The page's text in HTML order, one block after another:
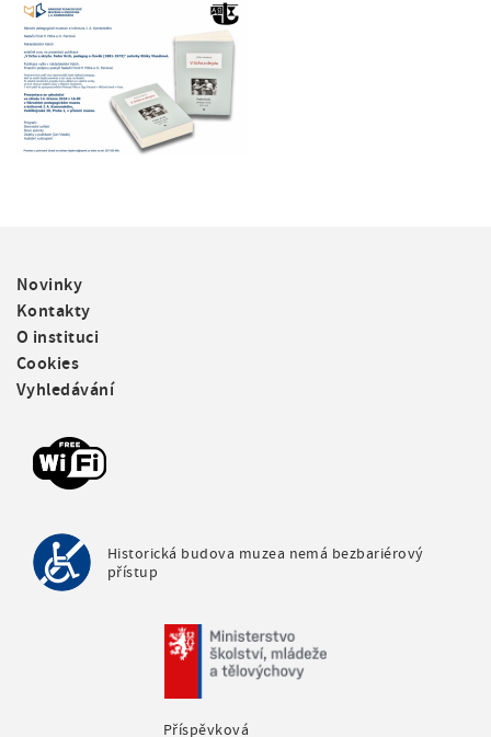
F
o
o
t
e
r
Novinky
Kontakty
O instituci
Cookies
Vyhledávání
Historická budova muzea nemá bezbariérový
přístup
Příspěvková